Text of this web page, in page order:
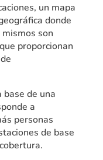
un mapa
donde
son
proporcionan
de una
a
personas
de base